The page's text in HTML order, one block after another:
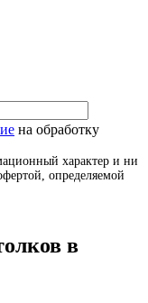
на обработку
характер и ни
определяемой
в